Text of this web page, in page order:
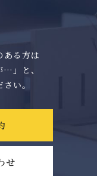
ある方は
…」と、
い。
せ